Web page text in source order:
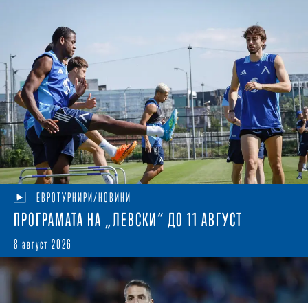
ЕВРОТУРНИРИ/НОВИНИ
ПРОГРАМАТА НА „ЛЕВСКИ“ ДО 11 АВГУСТ
8 август 2026